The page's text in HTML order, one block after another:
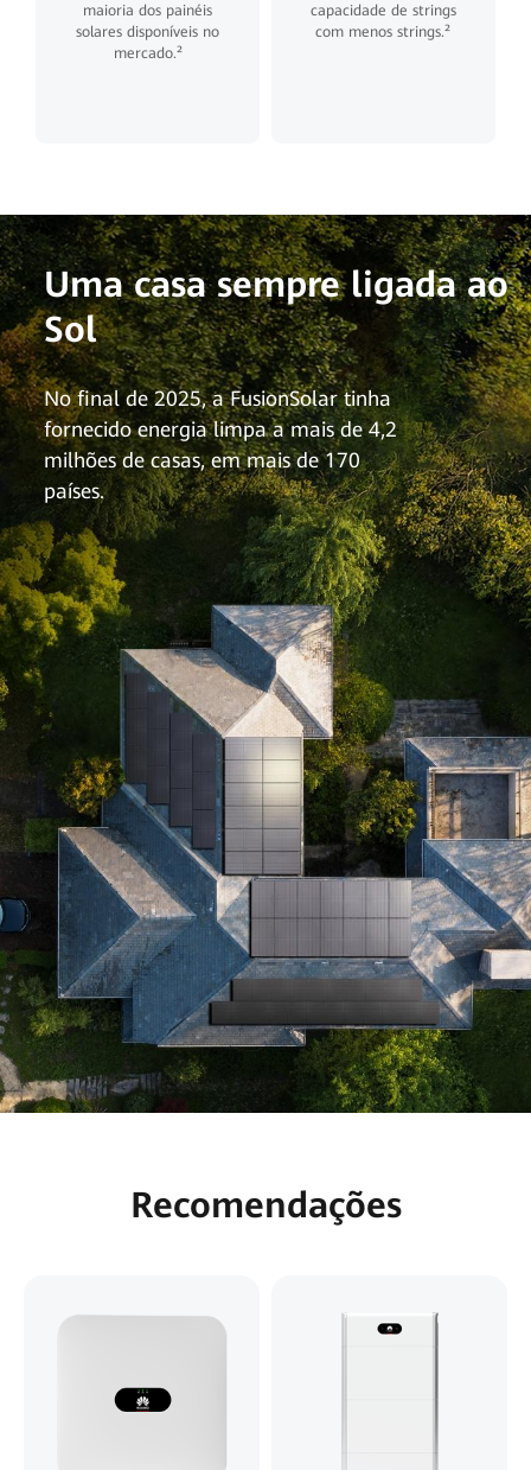
maioria dos painéis
solares disponíveis no
mercado.²
capacidade de strings
com menos strings.²
Uma casa sempre ligada ao
Sol
No final de 2025, a FusionSolar tinha
fornecido energia limpa a mais de 4,2
milhões de casas, em mais de 170
países.
Recomendações